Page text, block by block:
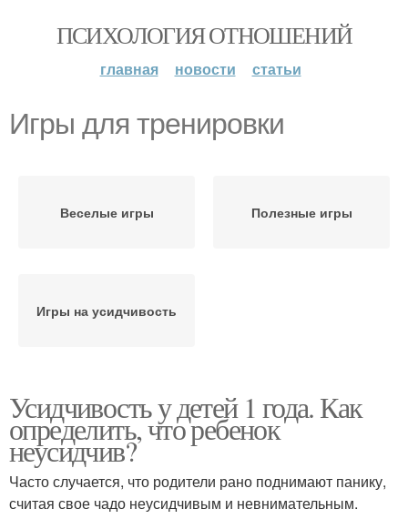
ПСИХОЛОГИЯ ОТНОШЕНИЙ
главная новости статьи
Игры для тренировки
Веселые игры Полезные игры
Игры на усидчивость
Усидчивость у детей 1 года. Как
определить, что ребенок
неусидчив?
Часто случается, что родители рано поднимают панику,
считая свое чадо неусидчивым и невнимательным.